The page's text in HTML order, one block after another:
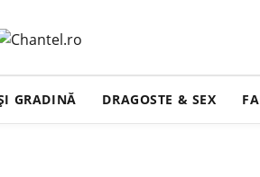
GRADINĂ DRAGOSTE & SEX